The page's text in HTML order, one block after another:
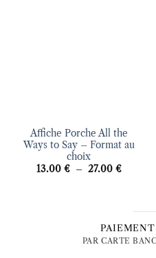
Affiche Porche All the
Ways to Say – Format au
choix
13.00 € – 27.00 €Plage
27.00 €
PAIEMENT
PAR CARTE